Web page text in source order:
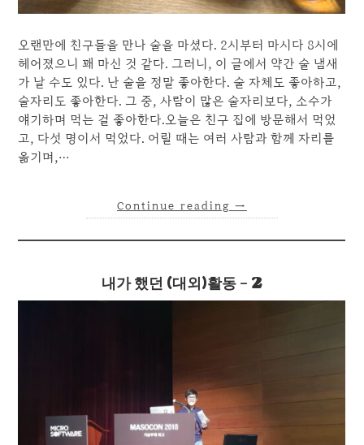
오랜만에 친구들을 만나 술을 마셨다. 2시부터 마시다 8시에
헤어졌으니 꽤 마신 것 같다. 그러니, 이 글에서 약간 술 냄새
가 날 수도 있다. 난 술을 정말 좋아한다. 술 자체도 좋아하고,
술자리도 좋아한다. 그 중, 사람이 많은 술자리보다, 소수가
얘기하며 먹는 걸 좋아한다.오늘은 친구 집에 방문해서 먹었
고, 다섯 명이서 먹었다. 어릴 때는 여러 사람과 함께 자리를
옮기며,…
Continue reading →
내가 했던 (대외)활동 – 2